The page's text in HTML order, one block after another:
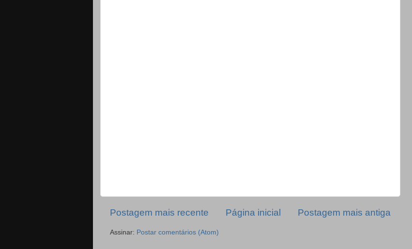
Postagem mais recente Postagem mais antiga
Página inicial
Assinar: Postar comentários (Atom)